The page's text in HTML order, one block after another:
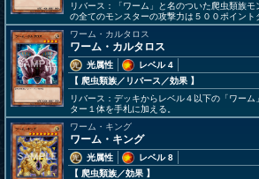
リバース：「ワーム」と名のついた爬虫類族
の全てのモンスターの攻撃力は５００ポイント
ワーム・カルタロス
ワーム・カルタロス
光属性
レベル 4
【 爬虫類族／リバース／効果 】
リバース：デッキからレベル４以下の「ワー
ター１体を手札に加える。
ワーム・キング
ワーム・キング
光属性
レベル 8
【 爬虫類族／効果 】